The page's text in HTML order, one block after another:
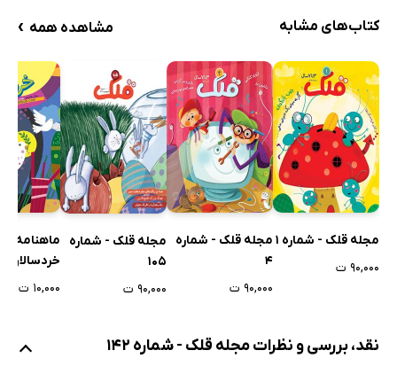
کتاب‌های مشابه مشاهده همه ›
مجله قلک - شماره 1
۹۰,۰۰۰ ت
مجله قلک - شماره
4
۹۰,۰۰۰ ت
مجله قلک - شماره
105
۹۰,۰۰۰ ت
ماهنامه
خردسالان
۱۰,۰۰۰ ت
نقد، بررسی و نظرات مجله قلک - شماره 142